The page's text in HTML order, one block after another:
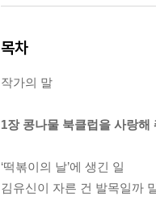
목차
작가의 말
1장 콩나물 북클럽을 사랑해
‘떡볶이의 날’에 생긴 일
김유신이 자른 건 발목일까